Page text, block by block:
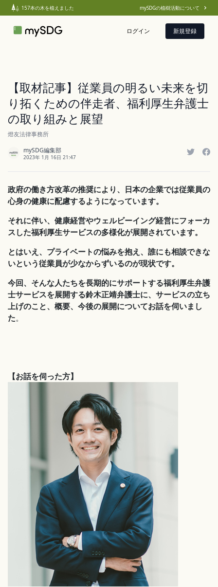
157本の木を植えました mySDGの植樹活動について
ログイン 新規登録
【取材記事】従業員の明るい未来を切
り拓くための伴走者、福利厚生弁護士
の取り組みと展望
燈友法律事務所
mySDG編集部
2023年 1月 16日 21:47
政府の働き方改革の推奨により、日本の企業では従業員の
心身の健康に配慮するようになっています。
それに伴い、健康経営やウェルビーイング経営にフォーカ
スした福利厚生サービスの多様化が展開されています。
とはいえ、プライベートの悩みを抱え、誰にも相談できな
いという従業員が少なからずいるのが現状です。
今回、そんな人たちを長期的にサポートする福利厚生弁護
士サービスを展開する鈴木正靖弁護士に、サービスの立ち
上げのこと、概要、今後の展開についてお話を伺いまし
た。
【お話を伺った方】